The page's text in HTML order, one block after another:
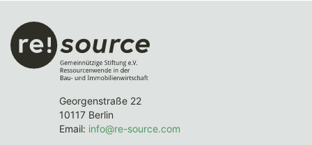
Georgenstraße 22
10117 Berlin
Email: info@re-source.com